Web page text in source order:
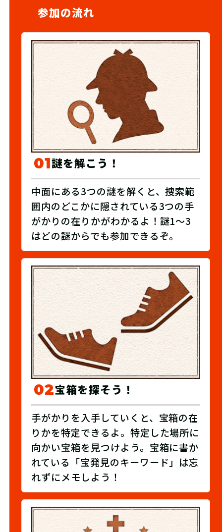
参加の流れ
01謎を解こう！
中面にある3つの謎を解くと、捜索範
囲内のどこかに隠されている3つの手
がかりの在りかがわかるよ！謎1～3
はどの謎からでも参加できるぞ。
02宝箱を探そう！
手がかりを入手していくと、宝箱の在
りかを特定できるよ。特定した場所に
向かい宝箱を見つけよう。宝箱に書か
れている「宝発見のキーワード」は忘
れずにメモしよう！